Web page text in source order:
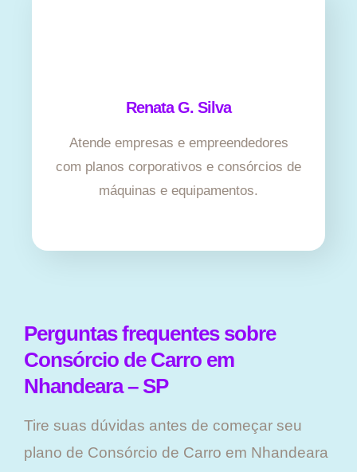
Renata G. Silva
Atende empresas e empreendedores
com planos corporativos e consórcios de
máquinas e equipamentos.
Perguntas frequentes sobre
Consórcio de Carro em
Nhandeara – SP
Tire suas dúvidas antes de começar seu
plano ​de Consórcio de Carro em Nhandeara